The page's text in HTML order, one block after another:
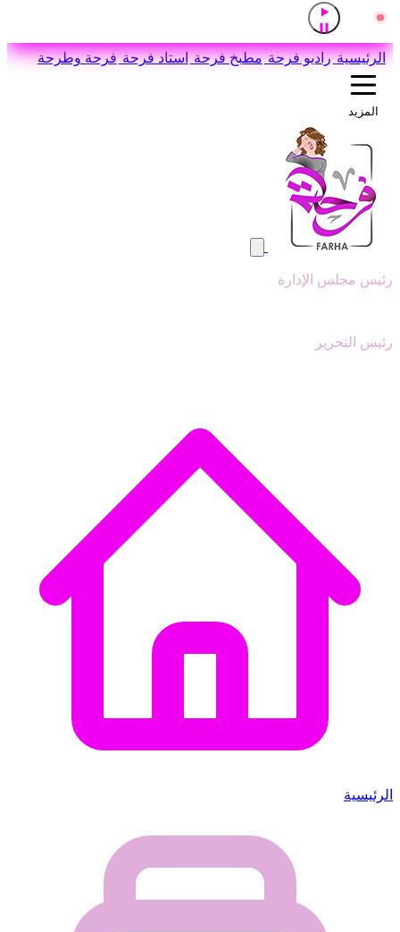
مباشر إذاعة القرآن الكريم من القاهرة
اضغط للاستماع
الرئيسية راديو فرحة مطبخ فرحة استاد فرحة فرحة وطرحة
المزيد
رئيس مجلس الإدارة
رئيس التحرير
الرئيسية